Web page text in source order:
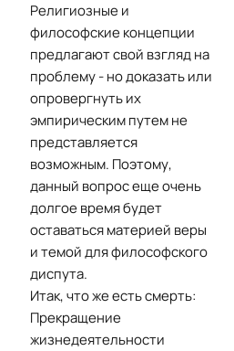
Религиозные и
философские концепции
предлагают свой взгляд на
проблему - но доказать или
опровергнуть их
эмпирическим путем не
представляется
возможным. Поэтому,
данный вопрос еще очень
долгое время будет
оставаться материей веры
и темой для философского
диспута.
Итак, что же есть смерть:
Прекращение
жизнедеятельности